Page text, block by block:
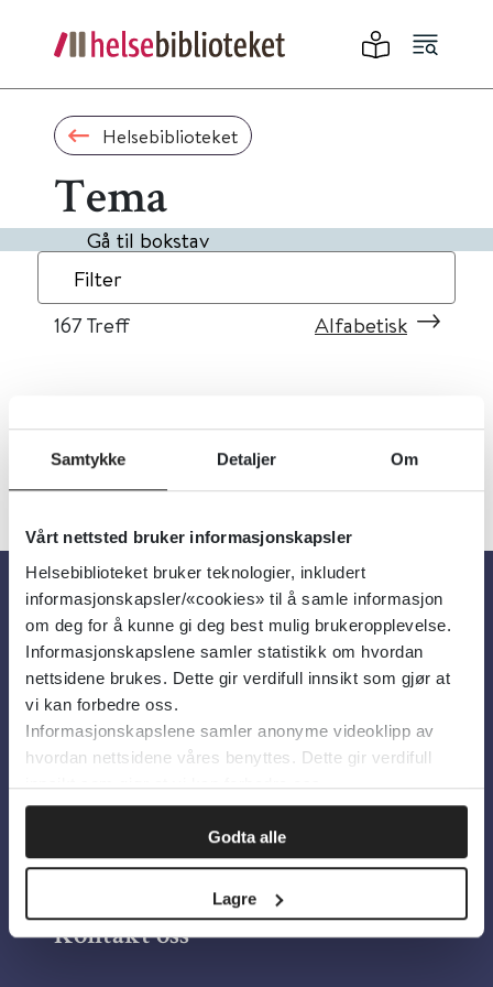
Samtykke Detaljer Om
Vårt nettsted bruker informasjonskapsler
Helsebiblioteket bruker teknologier, inkludert
informasjonskapsler/«cookies» til å samle informasjon
om deg for å kunne gi deg best mulig brukeropplevelse.
Informasjonskapslene samler statistikk om hvordan
nettsidene brukes. Dette gir verdifull innsikt som gjør at
vi kan forbedre oss.
Informasjonskapslene samler anonyme videoklipp av
hvordan nettsidene våres benyttes. Dette gir verdifull
innsikt som gjør at vi kan forbedre oss.
Godta alle
Lagre
Helsebiblioteket
Tema
Gå til bokstav
Filter
167Treff Alfabetisk
« 1 14 15 »
Om oss
Om Helsebiblioteket
Personvern og informasjonskapsler
Tilgjengelighetserklæring
Information in English
Bilder fra Colourbox.com
Kontakt oss